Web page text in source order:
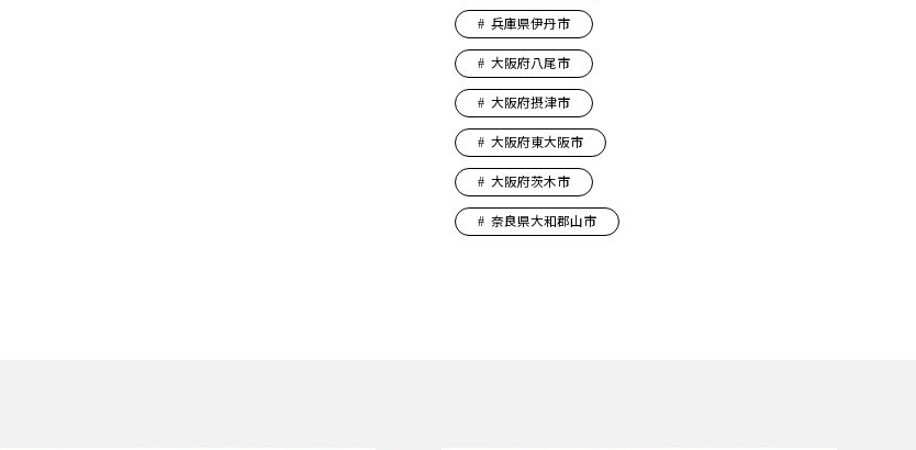
兵庫県伊丹市
大阪府八尾市
大阪府摂津市
大阪府東大阪市
大阪府茨木市
奈良県大和郡山市